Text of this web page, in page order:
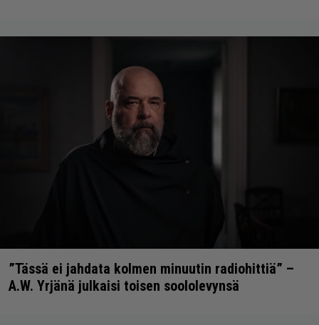
”Tässä ei jahdata kolmen minuutin radiohittiä” –
A.W. Yrjänä julkaisi toisen soololevynsä